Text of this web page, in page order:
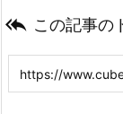
 この記事の